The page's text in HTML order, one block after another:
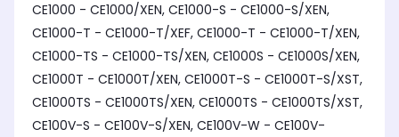
CE1000 - CE1000/XEN, CE1000-S - CE1000-S/XEN,
CE1000-T - CE1000-T/XEF, CE1000-T - CE1000-T/XEN,
CE1000-TS - CE1000-TS/XEN, CE1000S - CE1000S/XEN,
CE1000T - CE1000T/XEN, CE1000T-S - CE1000T-S/XST,
CE1000TS - CE1000TS/XEN, CE1000TS - CE1000TS/XST,
CE100V-S - CE100V-S/XEN, CE100V-W - CE100V-